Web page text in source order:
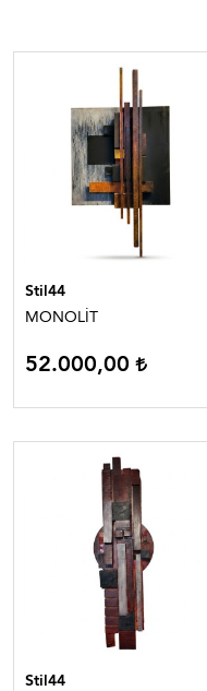
Stil44
MONOLİT
52.000,00
Stil44